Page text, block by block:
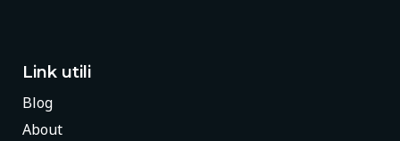
Link utili
Blog
About